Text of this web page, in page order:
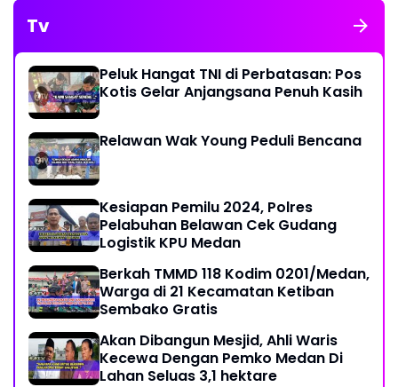
Tv
Peluk Hangat TNI di Perbatasan: Pos
Kotis Gelar Anjangsana Penuh Kasih
Relawan Wak Young Peduli Bencana
Kesiapan Pemilu 2024, Polres
Pelabuhan Belawan Cek Gudang
Logistik KPU Medan
Berkah TMMD 118 Kodim 0201/Medan,
Warga di 21 Kecamatan Ketiban
Sembako Gratis
Akan Dibangun Mesjid, Ahli Waris
Kecewa Dengan Pemko Medan Di
Lahan Seluas 3,1 hektare